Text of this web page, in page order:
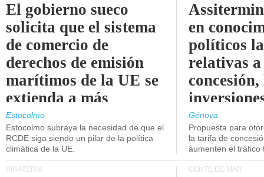
El gobierno sueco
solicita que el sistema
de comercio de
derechos de emisión
marítimos de la UE se
extienda a más
buques.
Estocolmo
Estocolmo subraya la necesidad de que el
RCDE siga siendo un pilar de la política
climática de la UE.
en
políticos
relativas a
concesión,
Génova
Propuesta para
la tarifa de
aumenten el tráfico
PIRATERÍA GENTE DE MAR